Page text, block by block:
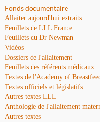
Fonds documentaire
Allaiter aujourd'hui extraits
Feuillets de LLL France
Feuillets du Dr Newman
Vidéos
Dossiers de l'allaitement
Feuillets des référents médicaux
Textes de l'Academy of
Textes officiels et législatifs
Autres textes LLL
Anthologie de l'allaitement
Autres textes